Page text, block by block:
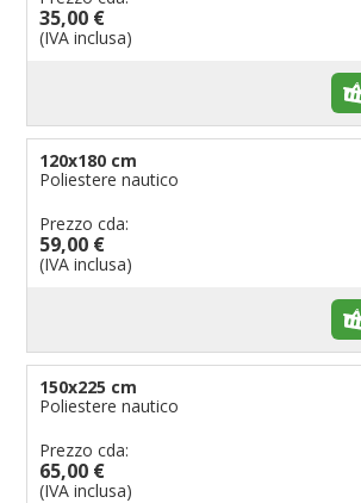
35,00 €
(IVA inclusa)
120x180 cm
Poliestere nautico
Prezzo cda:
59,00 €
(IVA inclusa)
150x225 cm
Poliestere nautico
Prezzo cda:
65,00 €
(IVA inclusa)